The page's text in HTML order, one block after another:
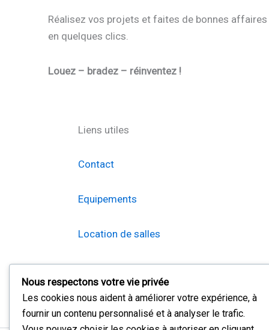
Réalisez vos projets et faites de bonnes affaires
en quelques clics.
Louez – bradez – réinventez !
Liens utiles
Contact
Equipements
Location de salles
Braderie
Nous respectons votre vie privée
Les cookies nous aident à améliorer votre expérience, à
fournir un contenu personnalisé et à analyser le trafic.